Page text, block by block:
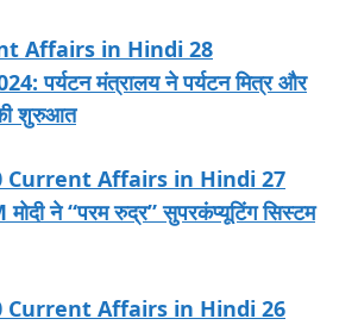
Affairs in Hindi 28
पर्यटन मंत्रालय ने पर्यटन मित्र और
शुरुआत
Current Affairs in Hindi 27
ने “परम रुद्र” सुपरकंप्यूटिंग सिस्टम
Current Affairs in Hindi 26